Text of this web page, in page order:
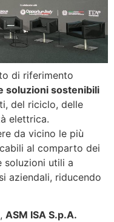
di riferimento
soluzioni sostenibili
del riciclo, delle
elettrica.
da vicino le più
al comparto dei
soluzioni utili a
aziendali, riducendo
ASM ISA S.p.A.